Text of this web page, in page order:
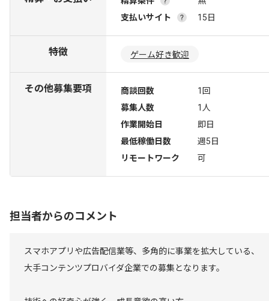
支払いサイト
15日
特徴 ゲーム好き歓迎
その他募集要項 商談回数
1回
募集人数
1人
作業開始日
即日
最低稼働日数
週5日
リモートワーク
可
担当者からのコメント
スマホアプリや広告配信業等、多角的に事業を拡大している、
大手コンテンツプロバイダ企業での募集となります。